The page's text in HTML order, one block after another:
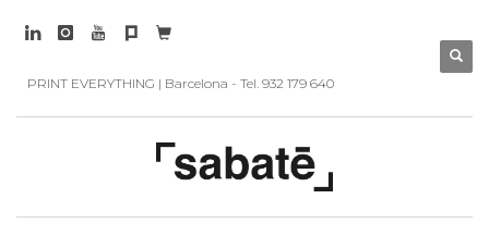
PRINT EVERYTHING | Barcelona - Tel. 932 179 640